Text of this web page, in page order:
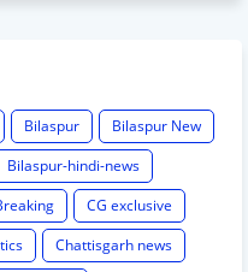
Bilaspur
Bilaspur New
Bilaspur-hindi-news
CG exclusive
Chattisgarh news